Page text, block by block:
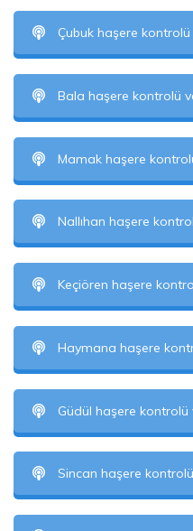
Çubuk haşere
Bala haşere kontrolü
Mamak haşere
Nallıhan haşere
Keçiören haşere
Haymana haşere
Güdül haşere
Sincan haşere